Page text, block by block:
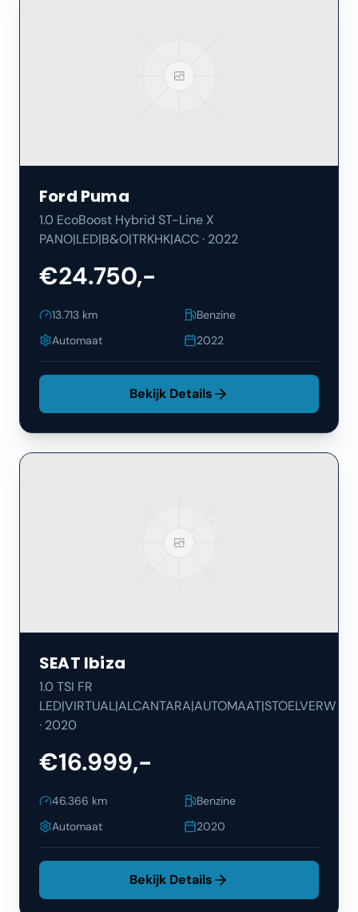
Ford Puma
1.0 EcoBoost Hybrid ST-Line X
PANO|LED|B&O|TRKHK|ACC· 2022
€24.750,-
13.713 km
Benzine
Automaat
2022
Bekijk Details
SEAT Ibiza
1.0 TSI FR
LED|VIRTUAL|ALCANTARA|AUTOMAAT|STOELVERW
· 2020
€16.999,-
46.366 km
Benzine
Automaat
2020
Bekijk Details